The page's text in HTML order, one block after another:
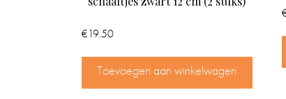
€19.50
Toevoegen aan winkelwagen